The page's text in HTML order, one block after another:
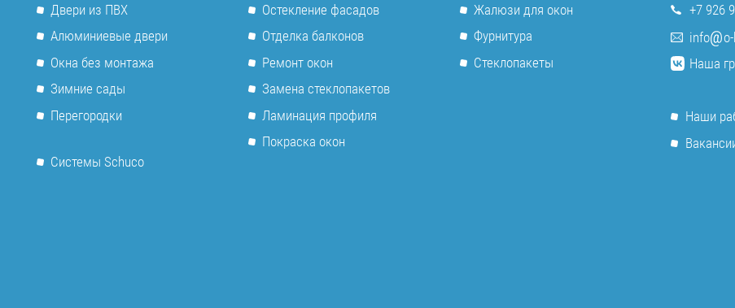
Двери из ПВХ
Алюминиевые двери
Окна без монтажа
Зимние сады
Перегородки
Системы Schuco
Остекление фасадов
Отделка балконов
Ремонт окон
Замена стеклопакетов
Ламинация профиля
Покраска окон
Жалюзи для окон
Фурнитура
Стеклопакеты
+7 926
info
Наша
Наши